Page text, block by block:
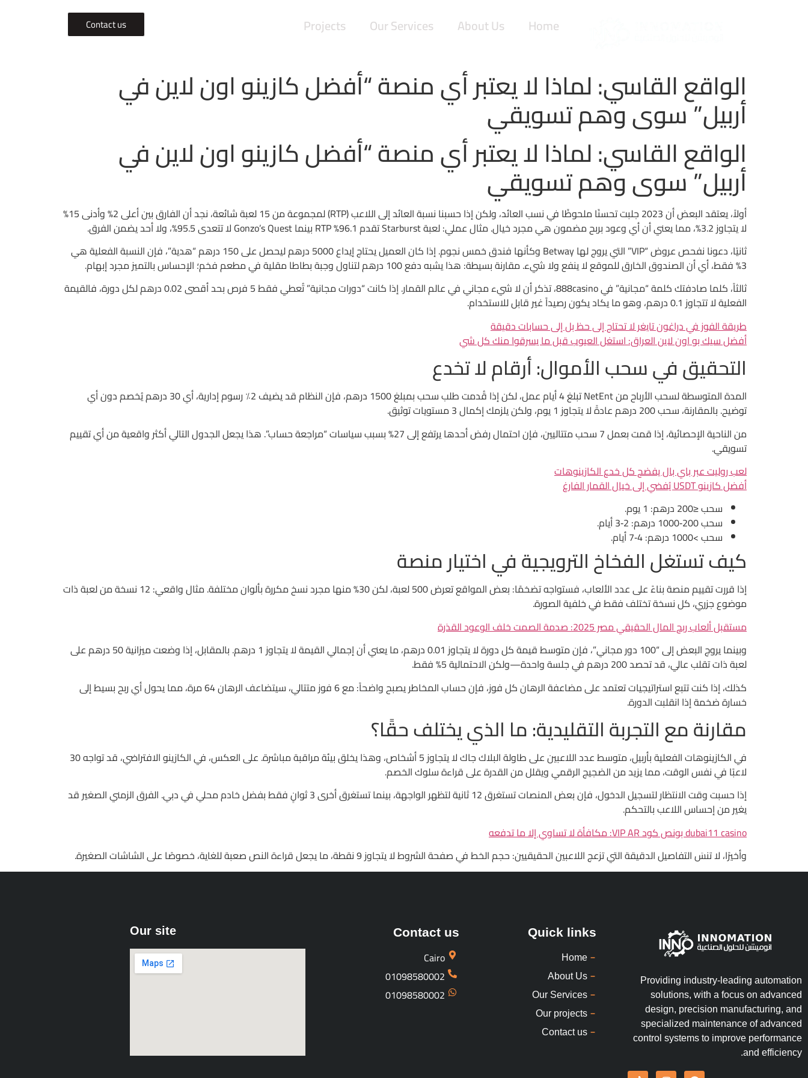
Home
About Us
Our Services
Projects
Contact us
الواقع القاسي: لماذا لا يعتبر أي منصة “أفضل كازينو اون لاين في
أربيل” سوى وهم تسويقي
الواقع القاسي: لماذا لا يعتبر أي منصة “أفضل كازينو اون لاين في
أربيل” سوى وهم تسويقي
أولاً، يعتقد البعض أن 2023 جلبت تحسنًا ملحوظًا في نسب العائد، ولكن إذا حسبنا نسبة العائد إلى اللاعب (RTP) لمجموعة من 15 لعبة شائعة، نجد أن الفارق بين أعلى 2% وأدنى 15%
لا يتجاوز 3.2%، مما يعني أن أي وعود بربح مضمون هي مجرد خيال. مثال عملي: لعبة Starburst تقدم 96.1% RTP بينما Gonzo’s Quest لا تتعدى 95.5%، ولا أحد يضمن الفرق.
ثانيًا، دعونا نفحص عروض “VIP” التي يروج لها Betway وكأنها فندق خمس نجوم. إذا كان العميل يحتاج إيداع 5000 درهم ليحصل على 150 درهم “هدية”، فإن النسبة الفعلية هي
3% فقط، أي أن الصندوق الخارق للموقع لا ينفع ولا شيء. مقارنة بسيطة: هذا يشبه دفع 100 درهم لتناول وجبة بطاطا مقلية في مطعم فخم؛ الإحساس بالتميز مجرد إبهام.
ثالثاً، كلما صادفتك كلمة “مجانية” في 888casino، تذكر أن لا شيء مجاني في عالم القمار. إذا كانت “دورات مجانية” تُعطي فقط 5 فرص بحد أقصى 0.02 درهم لكل دورة، فالقيمة
الفعلية لا تتجاوز 0.1 درهم، وهو ما يكاد يكون رصيداً غير قابل للاستخدام.
طريقة الفوز في دراغون تايغر لا تحتاج إلى حظ بل إلى حسابات دقيقة
أفضل سيك بو اون لاين العراق: استغل العيوب قبل ما يسرقوا منك كل شي
التحقيق في سحب الأموال: أرقام لا تخدع
المدة المتوسطة لسحب الأرباح من NetEnt تبلغ 4 أيام عمل، لكن إذا قُدمت طلب سحب بمبلغ 1500 درهم، فإن النظام قد يضيف 2٪ رسوم إدارية، أي 30 درهم يُخصم دون أي
توضيح. بالمقارنة، سحب 200 درهم عادةً لا يتجاوز 1 يوم، ولكن يلزمك إكمال 3 مستويات توثيق.
من الناحية الإحصائية، إذا قمت بعمل 7 سحب متتاليين، فإن احتمال رفض أحدها يرتفع إلى 27% بسبب سياسات “مراجعة حساب”. هذا يجعل الجدول التالي أكثر واقعية من أي تقييم
تسويقي.
لعب روليت عبر باي بال يفضح كل خدع الكازينوهات
أفضل كازينو USDT يُفضي إلى خيال القمار الفارغ
سحب ≤200 درهم: 1 يوم.
سحب 200‑1000 درهم: 2‑3 أيام.
سحب >1000 درهم: 4‑7 أيام.
كيف تستغل الفخاخ الترويجية في اختيار منصة
إذا قررت تقييم منصة بناءً على عدد الألعاب، فستواجه تضخمًا: بعض المواقع تعرض 500 لعبة، لكن 30% منها مجرد نسخ مكررة بألوان مختلفة. مثال واقعي: 12 نسخة من لعبة ذات
موضوع جزري، كل نسخة تختلف فقط في خلفية الصورة.
مستقبل ألعاب ربح المال الحقيقي مصر 2025: صدمة الصمت خلف الوعود القذرة
وبينما يروج البعض إلى “100 دور مجاني”، فإن متوسط قيمة كل دورة لا يتجاوز 0.01 درهم، ما يعني أن إجمالي القيمة لا يتجاوز 1 درهم. بالمقابل، إذا وضعت ميزانية 50 درهم على
لعبة ذات تقلب عالي، قد تحصد 200 درهم في جلسة واحدة—ولكن الاحتمالية 5% فقط.
كذلك، إذا كنت تتبع استراتيجيات تعتمد على مضاعفة الرهان كل فوز، فإن حساب المخاطر يصبح واضحاً: مع 6 فوز متتالي، سيتضاعف الرهان 64 مرة، مما يحول أي ربح بسيط إلى
خسارة ضخمة إذا انقلبت الدورة.
مقارنة مع التجربة التقليدية: ما الذي يختلف حقًا؟
في الكازينوهات الفعلية بأربيل، متوسط عدد اللاعبين على طاولة البلاك جاك لا يتجاوز 5 أشخاص، وهذا يخلق بيئة مراقبة مباشرة. على العكس، في الكازينو الافتراضي، قد تواجه 30
لاعبًا في نفس الوقت، مما يزيد من الضجيج الرقمي ويقلل من القدرة على قراءة سلوك الخصم.
إذا حسبت وقت الانتظار لتسجيل الدخول، فإن بعض المنصات تستغرق 12 ثانية لتظهر الواجهة، بينما تستغرق أخرى 3 ثوانٍ فقط بفضل خادم محلي في دبي. الفرق الزمني الصغير قد
يغير من إحساس اللاعب بالتحكم.
dubai11 casino بونص كود VIP AR: مكافأة لا تساوي إلا ما تدفعه
وأخيرًا، لا تنسَ التفاصيل الدقيقة التي تزعج اللاعبين الحقيقيين: حجم الخط في صفحة الشروط لا يتجاوز 9 نقطة، ما يجعل قراءة النص صعبة للغاية، خصوصًا على الشاشات الصغيرة.
Providing industry-leading automation
solutions, with a focus on advanced
design, precision manufacturing, and
specialized maintenance of advanced
control systems to improve performance
and efficiency.
Quick links
Home
About Us
Our Services
Our projects
Contact us
Contact us
Cairo
01098580002
01098580002
Our site